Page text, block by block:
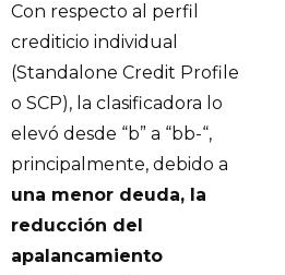
Con respecto al perfil
crediticio individual
(Standalone Credit Profile
o SCP), la clasificadora lo
elevó desde “b” a “bb-“,
principalmente, debido a
una menor deuda, la
reducción del
apalancamiento